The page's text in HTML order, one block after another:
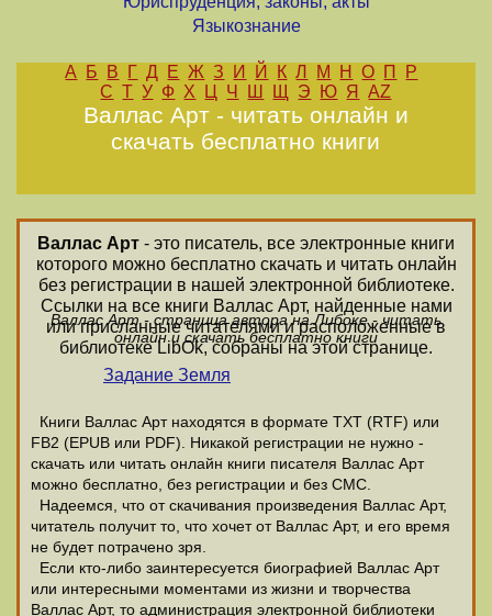
Языкознание
А Б В Г Д Е Ж З И Й К Л М Н О П
Р
С Т У Ф Х Ц Ч Ш Щ Э Ю Я AZ
Валлас Арт - читать онлайн и
скачать бесплатно книги
Валлас Арт - это писатель, все электронные книги
которого можно бесплатно скачать и читать онлайн
без регистрации в нашей электронной библиотеке.
Ссылки на все книги Валлас Арт, найденные нами
или присланные читателями и расположенные в
библиотеке LibOk, собраны на этой странице.
Валлас Арт - страница автора на Либоке - читать
онлайн и скачать бесплатно книги
Задание Земля
Книги Валлас Арт находятся в формате ТХТ (RTF) или
FB2 (EPUB или PDF). Никакой регистрации не нужно -
скачать или читать онлайн книги писателя Валлас Арт
можно бесплатно, без регистрации и без СМС.
Надеемся, что от скачивания произведения Валлас Арт,
читатель получит то, что хочет от Валлас Арт, и его время
не будет потрачено зря.
Если кто-либо заинтересуется биографией Валлас Арт
или интересными моментами из жизни и творчества
Валлас Арт, то администрация электронной библиотеки